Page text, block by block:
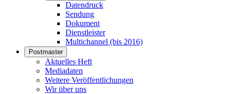
Datendruck
Sendung
Dokument
Dienstleister
Multichannel (bis 2016)
Postmaster
Aktuelles Heft
Mediadaten
Weitere Veröffentlichungen
Wir über uns